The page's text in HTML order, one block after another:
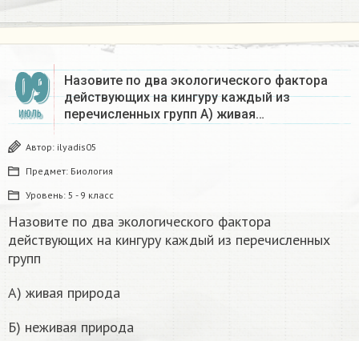
09
ИЮЛЬ
Назовите по два экологического фактора
действующих на кингуру каждый из
перечисленных групп А) живая…
Автор: ilyadis05
Предмет: Биология
Уровень: 5 - 9 класс
Назовите по два экологического фактора
действующих на кингуру каждый из перечисленных
групп
А) живая природа
Б) неживая природа